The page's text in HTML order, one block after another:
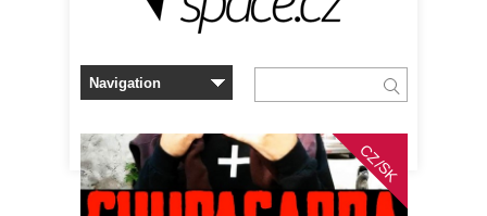
CZ/SK